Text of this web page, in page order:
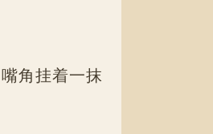
角挂着一抹